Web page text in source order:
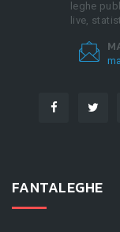
leghe
live,
FANTALEGHE